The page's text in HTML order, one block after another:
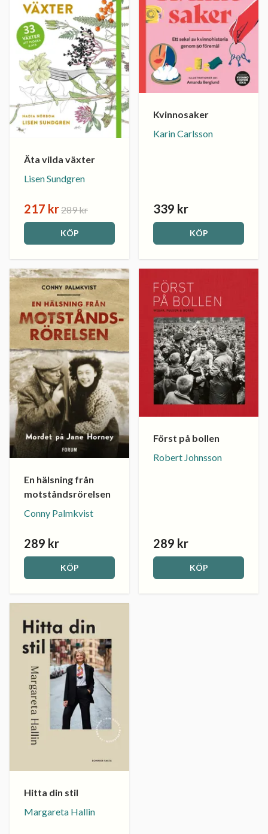
Äta vilda växter
Lisen Sundgren
217 kr289 kr
KÖP
Kvinnosaker
Karin Carlsson
339 kr
KÖP
En hälsning från
motståndsrörelsen
Conny Palmkvist
289 kr
KÖP
Först på bollen
Robert Johnsson
289 kr
KÖP
Hitta din stil
Margareta Hallin